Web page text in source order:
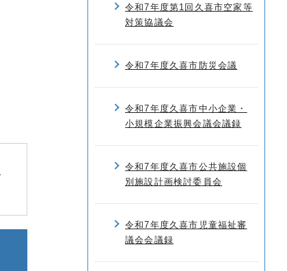
令和7年度第1回久喜市空家等
対策協議会
令和7年度久喜市防災会議
令和7年度久喜市中小企業・
小規模企業振興会議会議録
令和7年度久喜市公共施設個
別施設計画検討委員会
令和7年度久喜市児童福祉審
議会会議録